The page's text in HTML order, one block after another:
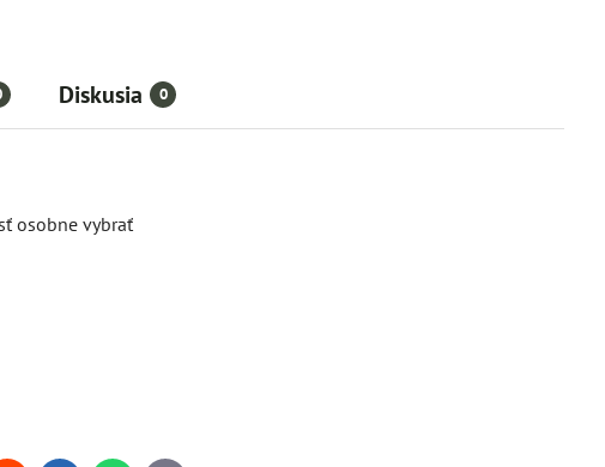
Diskusia 0
osobne vybrať